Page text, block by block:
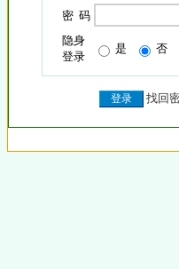
密 码
隐身
登录
是 否
找回